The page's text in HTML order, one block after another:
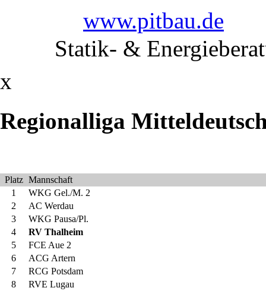
www.pitbau.de
Statik- &
x
Regionalliga
Platz Mannschaft
1
WKG Gel./M. 2
2
AC Werdau
3
WKG Pausa/Pl.
4
RV Thalheim
5
FCE Aue 2
6
ACG Artern
7
RCG Potsdam
8
RVE Lugau
Thalheimerinnen
Deutschen
erfolgreich
EPPELBORN